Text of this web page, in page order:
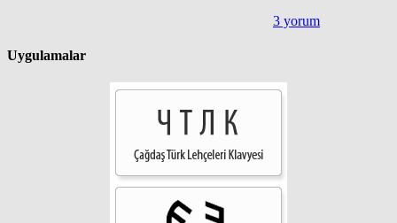
3 yorum
Uygulamalar